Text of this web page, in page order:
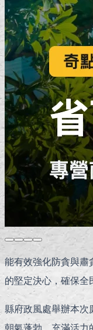
能有效強化防貪與肅
的堅定決心，確保全
縣府政風處舉辦本次